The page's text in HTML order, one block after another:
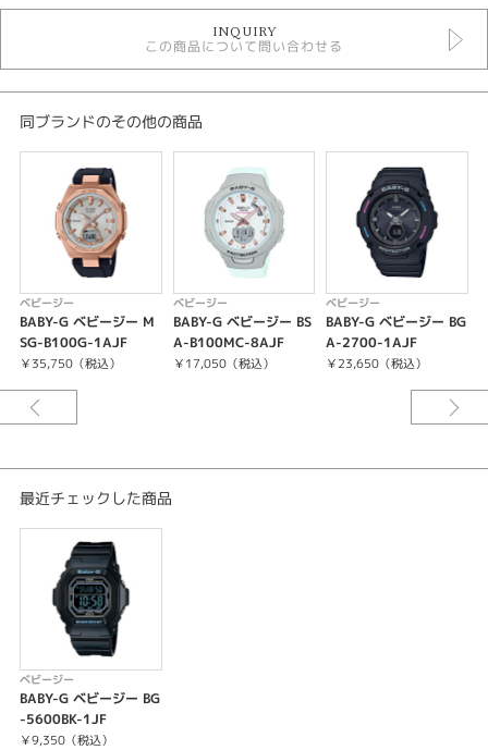
時計
その他ベルト
クォーツ
10気圧防水
ベビージー
レディース 腕時計
腕時計
BABY-G
紹介文
ケース・ベゼル材質：樹脂
樹脂バンド
耐衝撃構造（ショックレジスト）
10気圧防水
電池寿命：約3年
タイマー（セット単位：1分、最大セット：24時間、1秒単位で計測）
ELバックライト（残照機能付き）
EL：ホワイト
フルオートカレンダー
操作音ON/OFF切替機能
平均月差：±30秒
12/24時間制表示切替
INQUIRY
この商品について問い合わせる
同ブランドのその他の商品
ベビージー
BABY-G ベビージー M
SG-B100G-1AJF
￥35,750（税込）
ベビージー
BABY-G ベビージー BS
A-B100MC-8AJF
￥17,050（税込）
ベビージー
BABY-G ベビージー BG
A-2700-1AJF
￥23,650（税込）
最近チェックした商品
ベビージー
BABY-G ベビージー BG
-5600BK-1JF
￥9,350（税込）